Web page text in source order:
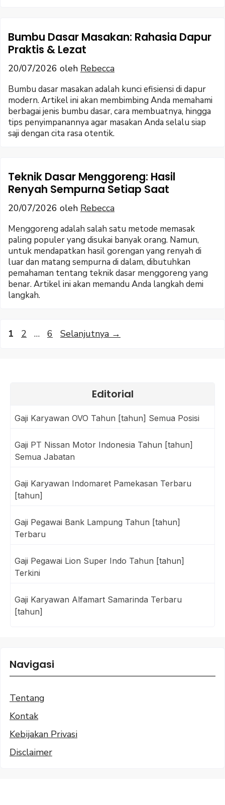
Bumbu Dasar Masakan: Rahasia Dapur
Praktis & Lezat
20/07/2026 oleh Rebecca
Bumbu dasar masakan adalah kunci efisiensi di dapur
modern. Artikel ini akan membimbing Anda memahami
berbagai jenis bumbu dasar, cara membuatnya, hingga
tips penyimpanannya agar masakan Anda selalu siap
saji dengan cita rasa otentik.
Teknik Dasar Menggoreng: Hasil
Renyah Sempurna Setiap Saat
20/07/2026 oleh Rebecca
Menggoreng adalah salah satu metode memasak
paling populer yang disukai banyak orang. Namun,
untuk mendapatkan hasil gorengan yang renyah di
luar dan matang sempurna di dalam, dibutuhkan
pemahaman tentang teknik dasar menggoreng yang
benar. Artikel ini akan memandu Anda langkah demi
langkah.
Halaman
1 Halaman
2 … Halaman
6 Selanjutnya →
Editorial
Gaji Karyawan OVO Tahun [tahun] Semua Posisi
Gaji PT Nissan Motor Indonesia Tahun [tahun]
Semua Jabatan
Gaji Karyawan Indomaret Pamekasan Terbaru
[tahun]
Gaji Pegawai Bank Lampung Tahun [tahun]
Terbaru
Gaji Pegawai Lion Super Indo Tahun [tahun]
Terkini
Gaji Karyawan Alfamart Samarinda Terbaru
[tahun]
Navigasi
Tentang
Kontak
Kebijakan Privasi
Disclaimer